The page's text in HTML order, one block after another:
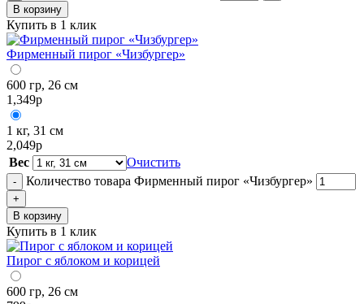
В корзину
Купить в 1 клик
Фирменный пирог «Чизбургер»
600 гр, 26 см
1,349р
1 кг, 31 см
2,049р
Вес
Очистить
- Количество товара Фирменный пирог «Чизбургер»
+
В корзину
Купить в 1 клик
Пирог с яблоком и корицей
600 гр, 26 см